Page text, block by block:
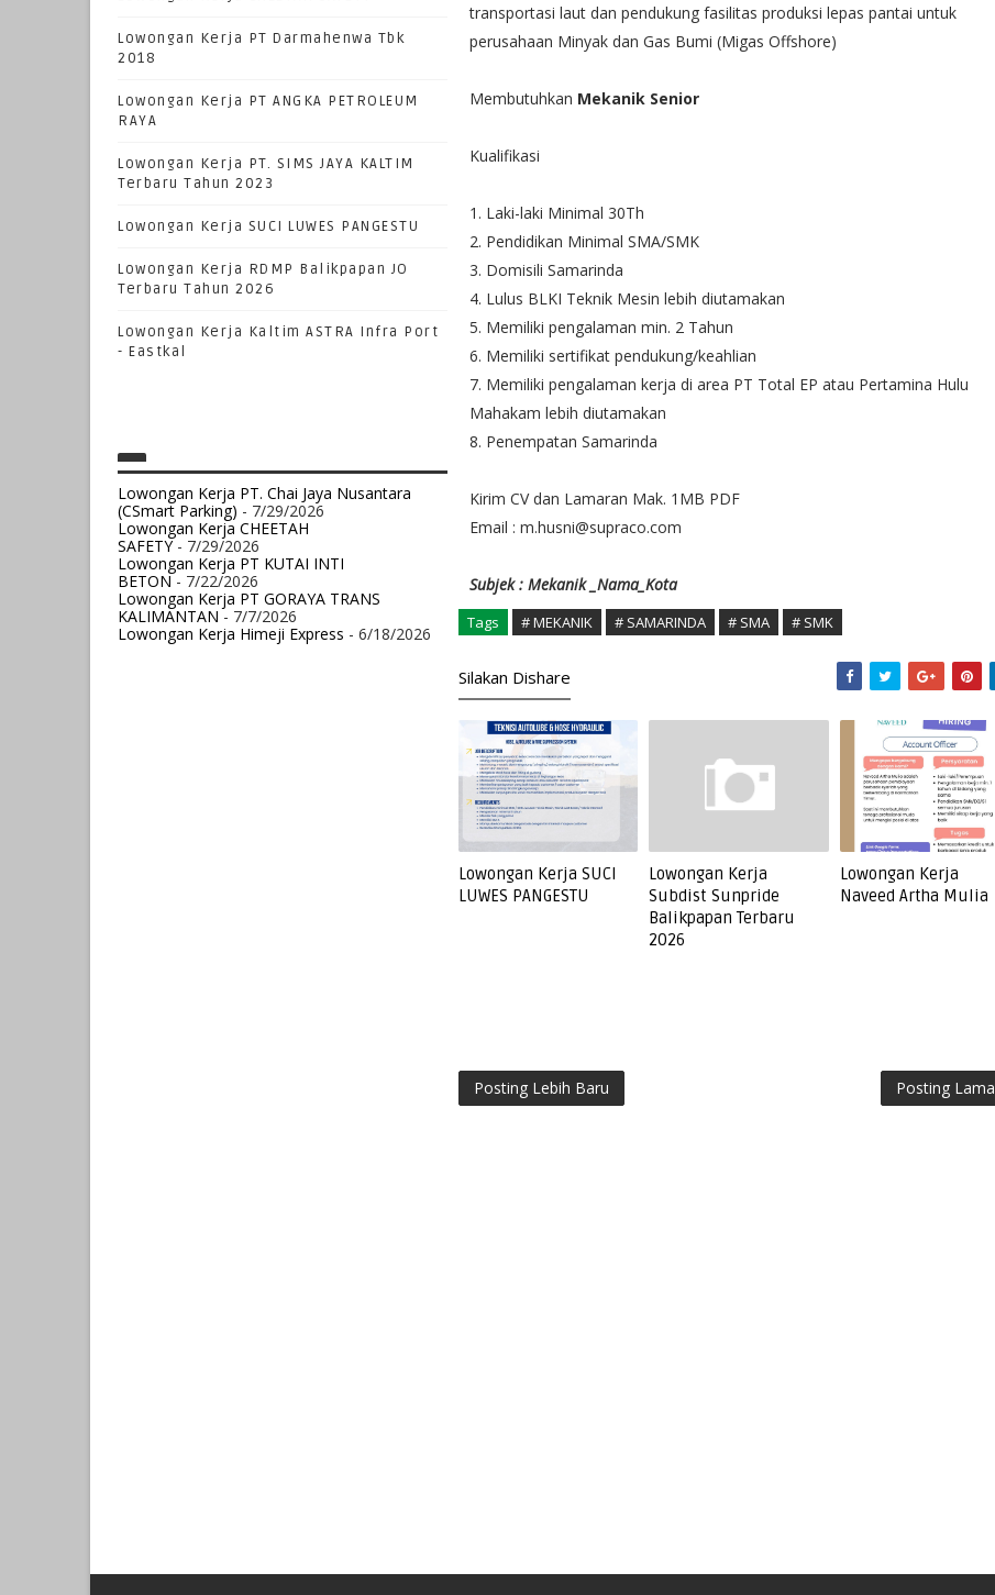
Lowongan Kerja PT Darmahenwa Tbk
2018
Lowongan Kerja PT ANGKA PETROLEUM
RAYA
Lowongan Kerja PT. SIMS JAYA KALTIM
Terbaru Tahun 2023
Lowongan Kerja SUCI LUWES PANGESTU
Lowongan Kerja RDMP Balikpapan JO
Terbaru Tahun 2026
Lowongan Kerja Kaltim ASTRA Infra Port
- Eastkal
Lowongan Kerja PT. Chai Jaya Nusantara
(CSmart Parking) - 7/29/2026
Lowongan Kerja CHEETAH
SAFETY- 7/29/2026
Lowongan Kerja PT KUTAI INTI
BETON- 7/22/2026
Lowongan Kerja PT GORAYA TRANS
KALIMANTAN- 7/7/2026
Lowongan Kerja Himeji Express - 6/18/2026
transportasi laut dan pendukung fasilitas produksi lepas pantai untuk
perusahaan Minyak dan Gas Bumi (Migas Offshore)
Membutuhkan Mekanik Senior
Kualifikasi
1. Laki-laki Minimal 30Th
2. Pendidikan Minimal SMA/SMK
3. Domisili Samarinda
4. Lulus BLKI Teknik Mesin lebih diutamakan
5. Memiliki pengalaman min. 2 Tahun
6. Memiliki sertifikat pendukung/keahlian
7. Memiliki pengalaman kerja di area PT Total EP atau Pertamina Hulu
Mahakam lebih diutamakan
8. Penempatan Samarinda
Kirim CV dan Lamaran Mak. 1MB PDF
Email : m.husni@supraco.com
Subjek : Mekanik _Nama_Kota
Tags # MEKANIK # SAMARINDA # SMA # SMK
Silakan Dishare
Lowongan Kerja SUCI
LUWES PANGESTU
Lowongan Kerja
Subdist Sunpride
Balikpapan Terbaru
2026
Lowongan Kerja
Naveed Artha Mulia
Posting Lebih Baru Posting Lama